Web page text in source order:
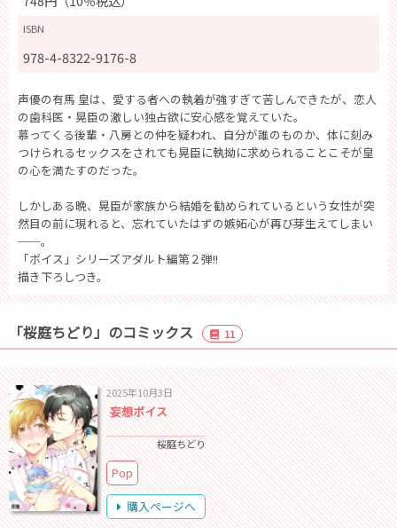
ISBN
978-4-8322-9176-8
声優の有馬 皇は、愛する者への執着が強すぎて苦しんできたが、恋人
の歯科医・晃臣の激しい独占欲に安心感を覚えていた。
慕ってくる後輩・八房との仲を疑われ、自分が誰のものか、体に刻み
つけられるセックスをされても晃臣に執拗に求められることこそが皇
の心を満たすのだった。
しかしある晩、晃臣が家族から結婚を勧められているという女性が突
然目の前に現れると、忘れていたはずの嫉妬心が再び芽生えてしまい
──。
「ボイス」シリーズアダルト編第２弾!!
描き下ろしつき。
「桜庭ちどり」のコミックス 11
2025年10月3日
妄想ボイス
桜庭ちどり
Pop
購入ページへ